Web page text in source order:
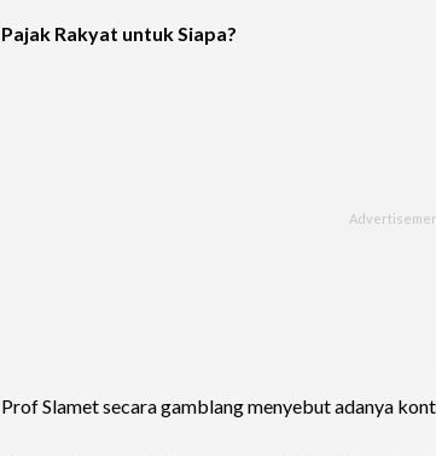
Pajak Rakyat untuk Siapa?
Prof Slamet secara gamblang menyebut adanya